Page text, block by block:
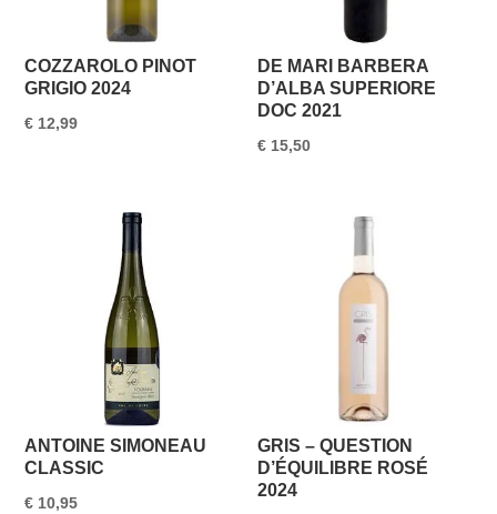
COZZAROLO PINOT
GRIGIO 2024
€ 12,99
DE MARI BARBERA
D’ALBA SUPERIORE
DOC 2021
€ 15,50
ANTOINE SIMONEAU
CLASSIC
€ 10,95
GRIS – QUESTION
D’ÉQUILIBRE ROSÉ
2024